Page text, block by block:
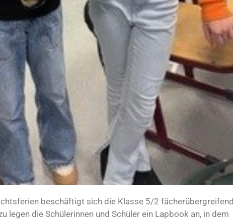
beschäftigt sich die Klasse 5/2 fächerübergreifend
legen die Schülerinnen und Schüler ein Lapbook an, in dem